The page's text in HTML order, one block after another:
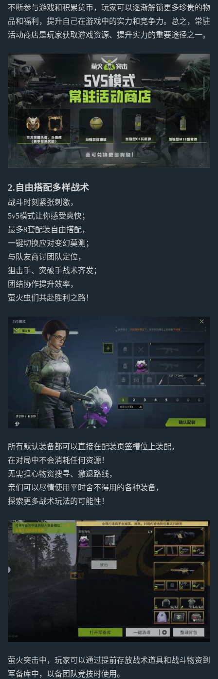
不断参与游戏和积累货币，玩家可以逐渐解锁更多珍贵的物
品和福利，提升自己在游戏中的实力和竞争力。总之，常驻
活动商店是玩家获取游戏资源、提升实力的重要途径之一。
2.自由搭配多样战术
战斗时刻紧张刺激，
5v5模式让你感受爽快；
最多8套配装自由搭配，
一键切换应对变幻莫测；
与队友商讨团队定位，
狙击手、突破手战术齐发；
团结协作提升效率，
萤火虫们共赴胜利之路！
所有默认装备都可以直接在配装页签槽位上装配，
在对局中不会消耗任何资源！
无需担心物资搜寻、撤退路线，
亲们可以尽情使用平时舍不得用的各种装备，
探索更多战术玩法的可能性！
萤火突击中，玩家可以通过提前存放战术道具和战斗物资到
军备库中，以备团队竞技时使用。